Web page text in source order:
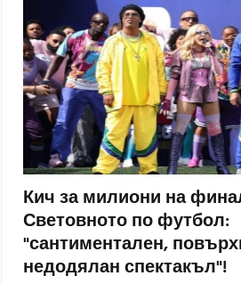
Кич за милиони на
Световното по футбол:
"сантиментален,
недодялан спектакъл"!